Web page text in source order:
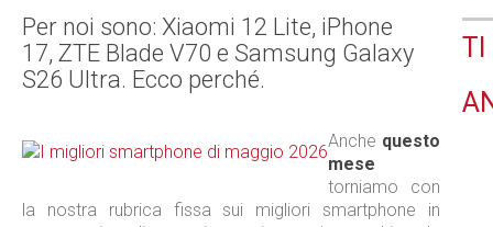
Per noi sono: Xiaomi 12 Lite, iPhone
17, ZTE Blade V70 e Samsung Galaxy
S26 Ultra. Ecco perché.
Anche questo
mese
torniamo con
la nostra rubrica fissa sui migliori smartphone in
TI